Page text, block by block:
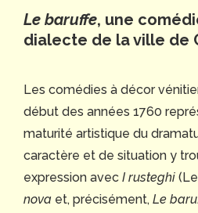
Le baruffe, une
dialecte de la ville de
Les comédies à décor
début des années 1760
maturité artistique du
caractère et de situation y
expression avec I rusteghi
nova et, précisément, Le